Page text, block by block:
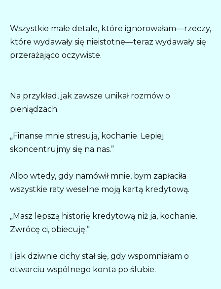
Wszystkie małe detale, które ignorowałam—rzeczy,
które wydawały się nieistotne—teraz wydawały się
przerażająco oczywiste.
Na przykład, jak zawsze unikał rozmów o
pieniądzach.
„Finanse mnie stresują, kochanie. Lepiej
skoncentrujmy się na nas.”
Albo wtedy, gdy namówił mnie, bym zapłaciła
wszystkie raty weselne moją kartą kredytową.
„Masz lepszą historię kredytową niż ja, kochanie.
Zwrócę ci, obiecuję.”
I jak dziwnie cichy stał się, gdy wspomniałam o
otwarciu wspólnego konta po ślubie.